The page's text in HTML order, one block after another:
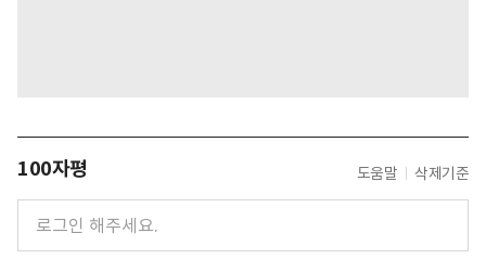
100자평 도움말 삭제기준